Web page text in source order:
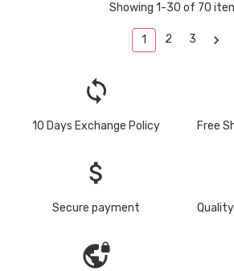
Showing 1-30 of 70
1 2 3 
loop
10 Days Exchange Policy Free
attach_money
Secure payment
vpn_lock